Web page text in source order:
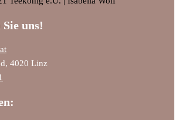
uns!
4020 Linz